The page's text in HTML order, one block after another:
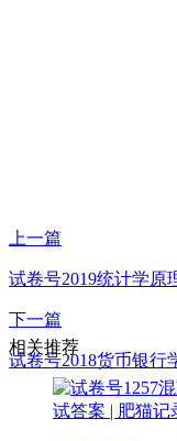
上一篇
试卷号2019统计学原
下一篇
试卷号2018货币银行
相关推荐